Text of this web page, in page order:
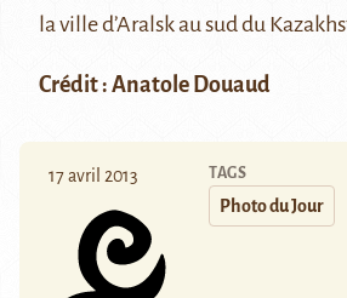
la ville d’Aralsk au sud du
Crédit : Anatole Douaud
17 avril 2013 TAGS
Photo du Jour